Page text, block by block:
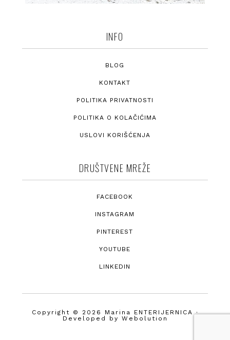
INFO
BLOG
KONTAKT
POLITIKA PRIVATNOSTI
POLITIKA O KOLAČIĆIMA
USLOVI KORIŠĆENJA
DRUŠTVENE MREŽE
FACEBOOK
INSTAGRAM
PINTEREST
YOUTUBE
LINKEDIN
Copyright © 2026 Marina ENTERIJERNICA ·
Developed by Webolution